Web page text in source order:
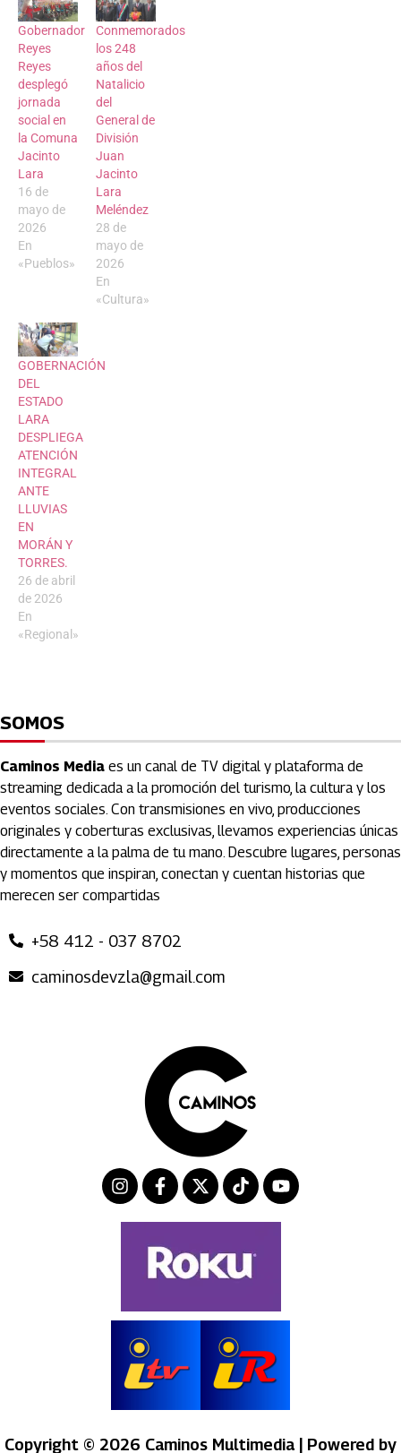
Gobernador
Reyes
Reyes
desplegó
jornada
social en
la Comuna
Jacinto
Lara
16 de
mayo de
2026
En
«Pueblos»
Conmemorados
los 248
años del
Natalicio
del
General de
División
Juan
Jacinto
Lara
Meléndez
28 de
mayo de
2026
En
«Cultura»
GOBERNACIÓN
DEL
ESTADO
LARA
DESPLIEGA
ATENCIÓN
INTEGRAL
ANTE
LLUVIAS
EN
MORÁN Y
TORRES.
26 de abril
de 2026
En
«Regional»
SOMOS
Caminos Media es un canal de TV digital y plataforma de
streaming dedicada a la promoción del turismo, la cultura y los
eventos sociales. Con transmisiones en vivo, producciones
originales y coberturas exclusivas, llevamos experiencias únicas
directamente a la palma de tu mano. Descubre lugares, personas
y momentos que inspiran, conectan y cuentan historias que
merecen ser compartidas
+58 412 - 037 8702
caminosdevzla@gmail.com
Copyright © 2026 Caminos Multimedia | Powered by